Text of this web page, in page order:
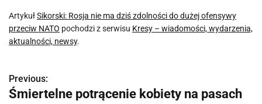
ArtykułSikorski: Rosja nie ma dziś zdolności do dużej ofensywy
przeciw NATO pochodzi z serwisu Kresy – wiadomości, wydarzenia,
aktualności, newsy.
N
Previous:
Śmiertelne potrącenie kobiety na pasach